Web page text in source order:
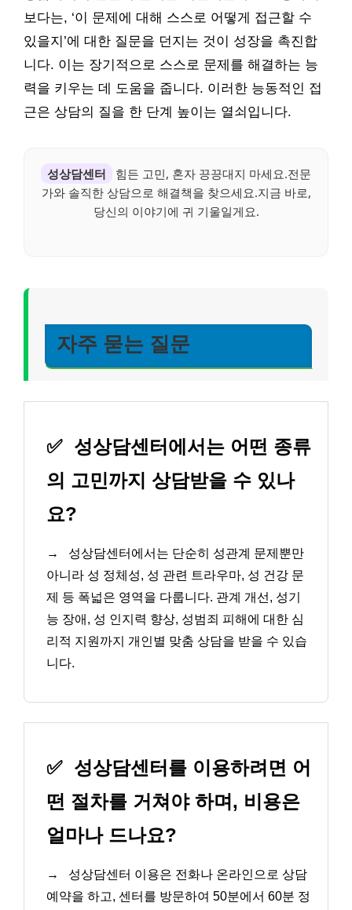
보다는, ‘이 문제에 대해 스스로 어떻게 접근할 수
있을지’에 대한 질문을 던지는 것이 성장을 촉진합
니다. 이는 장기적으로 스스로 문제를 해결하는 능
력을 키우는 데 도움을 줍니다. 이러한 능동적인 접
근은 상담의 질을 한 단계 높이는 열쇠입니다.
성상담센터
힘든 고민, 혼자 끙끙대지 마세요.전문
가와 솔직한 상담으로 해결책을 찾으세요.지금 바로,
당신의 이야기에 귀 기울일게요.
자주 묻는 질문
✅ 성상담센터에서는 어떤 종류
의 고민까지 상담받을 수 있나
요?
→
성상담센터에서는 단순히 성관계 문제뿐만
아니라 성 정체성, 성 관련 트라우마, 성 건강 문
제 등 폭넓은 영역을 다룹니다. 관계 개선, 성기
능 장애, 성 인지력 향상, 성범죄 피해에 대한 심
리적 지원까지 개인별 맞춤 상담을 받을 수 있습
니다.
✅ 성상담센터를 이용하려면 어
떤 절차를 거쳐야 하며, 비용은
얼마나 드나요?
→
성상담센터 이용은 전화나 온라인으로 상담
예약을 하고, 센터를 방문하여 50분에서 60분 정